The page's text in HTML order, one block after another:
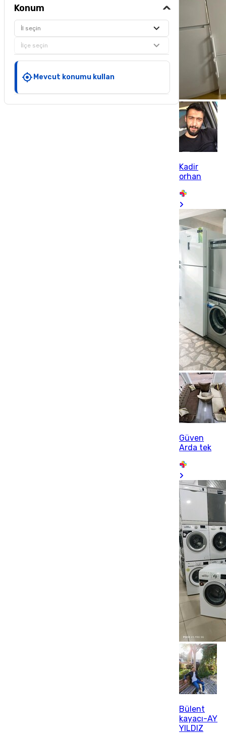
Konum
İl seçin
İlçe seçin
Mevcut konumu kullan
Kadir
orhan
Güven
Arda tek
Bülent
kayacı-AY
YILDIZ